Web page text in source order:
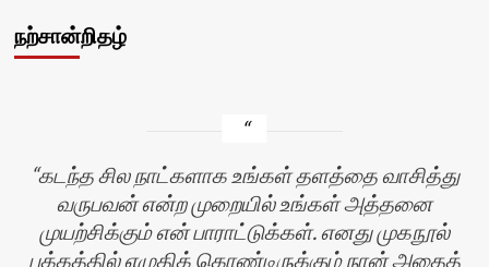
நற்சான்றிதழ்
கடந்த சில நாட்களாக உங்கள் தளத்தை வாசித்து
வருபவன் என்ற முறையில் உங்கள் அத்தனை
முயற்சிக்கும் என் பாராட்டுக்கள். எனது முகநூல்
பக்கத்தில் எழுதிக் கொண்டிருக்கும் நான் அதைத்